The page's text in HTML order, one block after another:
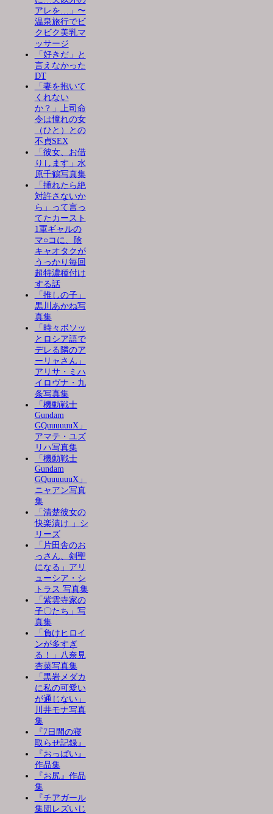
アレを…」〜
温泉旅行でビ
クビク美乳マ
ッサージ
「好きだ」と
言えなかった
DT
「妻を抱いて
くれない
か？」上司命
令は憧れの女
（ひと）との
不貞SEX
「彼女、お借
りします」水
原千鶴写真集
「挿れたら絶
対許さないか
ら」って言っ
てたカースト
1軍ギャルの
マ○コに、陰
キャオタクが
うっかり毎回
超特濃種付け
する話
「推しの子」
黒川あかね写
真集
「時々ボソッ
とロシア語で
デレる隣のア
ーリャさん」
アリサ・ミハ
イロヴナ・九
条写真集
「機動戦士
Gundam
GQuuuuuuX」
アマテ・ユズ
リハ写真集
「機動戦士
Gundam
GQuuuuuuX」
ニャアン写真
集
「清楚彼女の
快楽漬け 」シ
リーズ
「片田舎のお
っさん、剣聖
になる」アリ
ューシア・シ
トラス 写真集
「紫雲寺家の
子〇たち」写
真集
「負けヒロイ
ンが多すぎ
る！」八奈見
杏菜写真集
「黒岩メダカ
に私の可愛い
が通じない」
川井モナ写真
集
『7日間の寝
取らせ記録』
『おっぱい』
作品集
『お尻』作品
集
『チアガール
集団レズいじ